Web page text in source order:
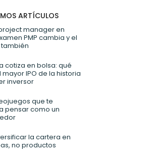
ARTÍCULOS
manager en
PMP cambia y el
cotiza en bolsa: qué
IPO de la historia
inversor
que te
pensar como un
la cartera en
no productos